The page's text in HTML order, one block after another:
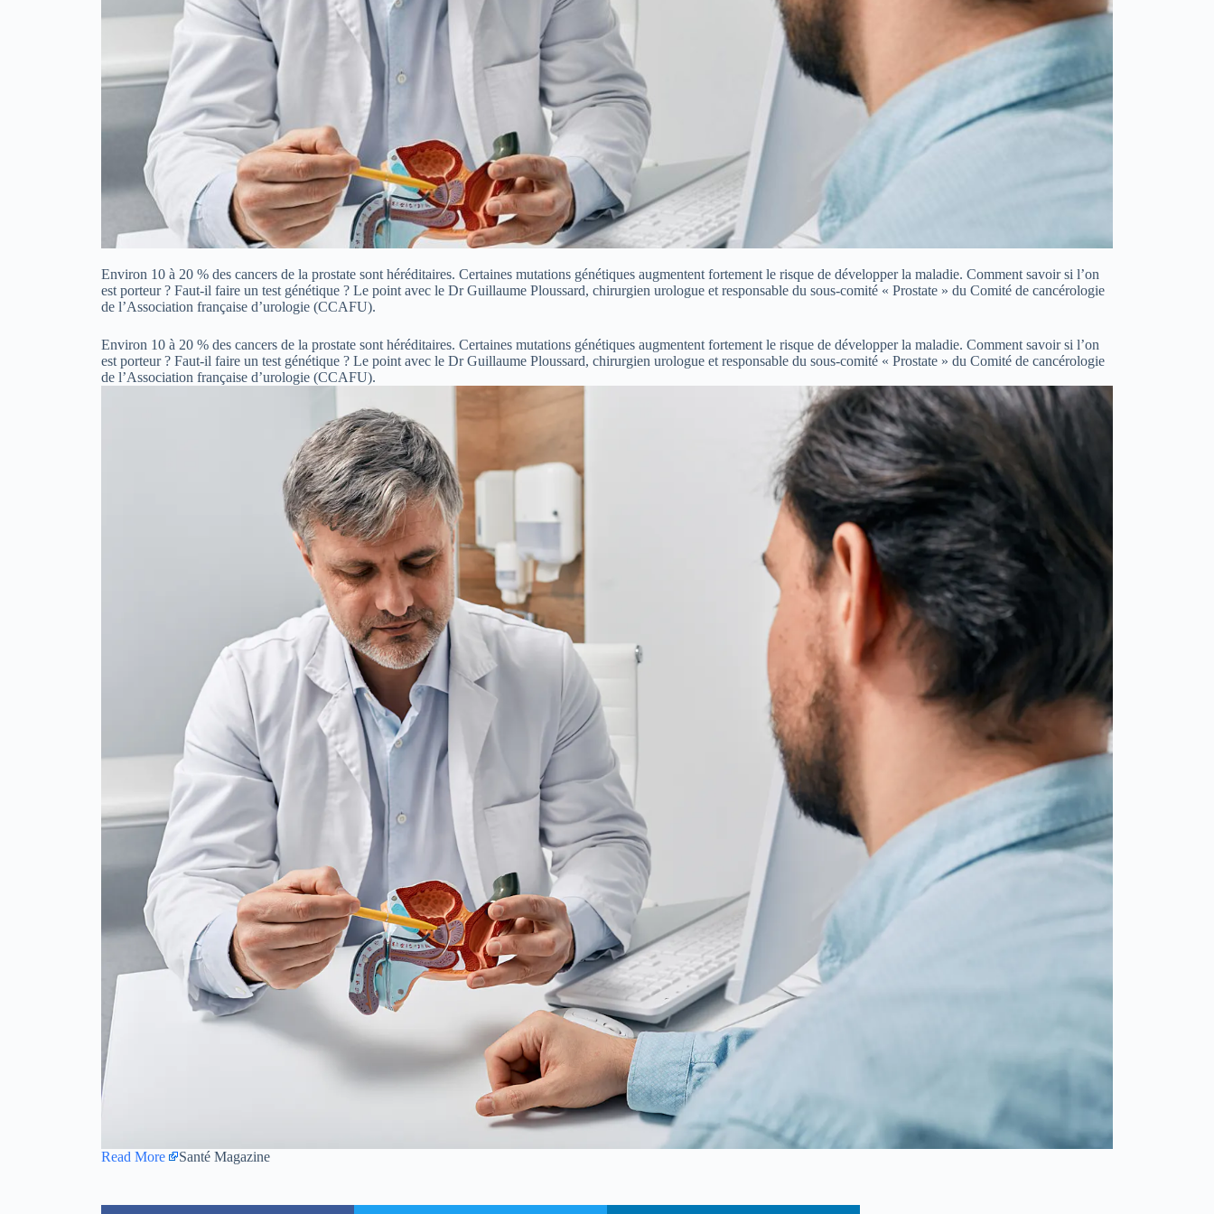
Environ 10 à 20 % des cancers de la prostate sont héréditaires. Certaines mutations génétiques augmentent fortement le risque de développer la maladie. Comment savoir si l’on
est porteur ? Faut-il faire un test génétique ? Le point avec le Dr Guillaume Ploussard, chirurgien urologue et responsable du sous-comité « Prostate » du Comité de cancérologie
de l’Association française d’urologie (CCAFU).
Environ 10 à 20 % des cancers de la prostate sont héréditaires. Certaines mutations génétiques augmentent fortement le risque de développer la maladie. Comment savoir si l’on
est porteur ? Faut-il faire un test génétique ? Le point avec le Dr Guillaume Ploussard, chirurgien urologue et responsable du sous-comité « Prostate » du Comité de cancérologie
de l’Association française d’urologie (CCAFU).
Read More Santé Magazine